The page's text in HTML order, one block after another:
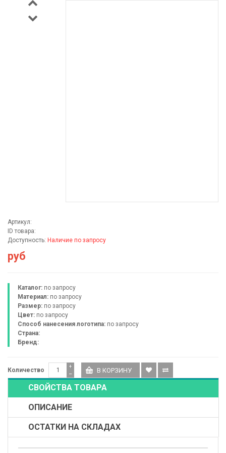
Артикул:
ID товара:
Доступность: Наличие по запросу
руб
Каталог: по запросу
Материал: по запросу
Размер: по запросу
Цвет: по запросу
Способ нанесения логотипа: по запросу
Страна:
Бренд:
Количество −
+
СВОЙСТВА ТОВАРА
ОПИСАНИЕ
ОСТАТКИ НА СКЛАДАХ